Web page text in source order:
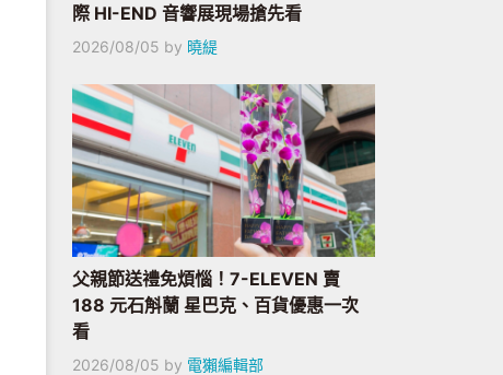
際 HI-END 音響展現場搶先看
2026/08/05 by 曉緹
父親節送禮免煩惱！7-ELEVEN 賣
188 元石斛蘭 星巴克、百貨優惠一次
看
2026/08/05 by 電獺編輯部